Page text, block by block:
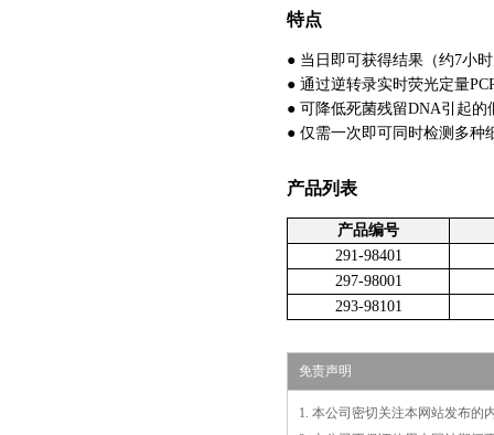
特点
● 当日即可获得结果（约7小
● 通过逆转录实时荧光定量
● 可降低死菌残留DNA引起的
● 仅需一次即可同时检测多种
产品列表
产品编号
291-98401
297-98001
293-98101
免责声明
1. 本公司密切关注本网站发布的